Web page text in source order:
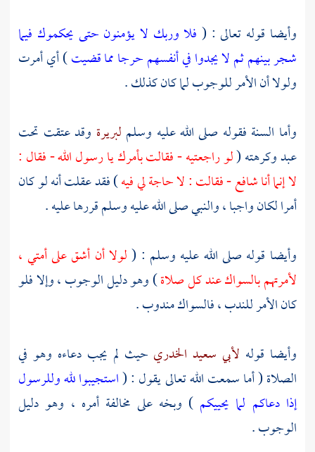
وأيضا قوله تعالى : ( فلا وربك لا يؤمنون حتى يحكموك فيما
شجر بينهم ثم لا يجدوا في أنفسهم حرجا مما قضيت) أي أمرت
ولولا أن الأمر للوجوب لما كان كذلك .
وأما السنة فقوله صلى الله عليه وسلم لبريرة وقد عتقت تحت
عبد وكرهته (لو راجعتيه - فقالت بأمرك يا رسول الله - فقال :
لا إنما أنا شافع - فقالت : لا حاجة لي فيه) فقد عقلت أنه لو كان
أمرا لكان واجبا ، والنبي صلى الله عليه وسلم قررها عليه .
وأيضا قوله صلى الله عليه وسلم : (لولا أن أشق على أمتي ،
لأمرتهم بالسواك عند كل صلاة) وهو دليل الوجوب ، وإلا فلو
كان الأمر للندب ، فالسواك مندوب .
وأيضا قوله لأبي سعيد الخدري حيث لم يجب دعاءه وهو في
الصلاة ( أما سمعت الله تعالى يقول : (استجيبوا لله وللرسول
إذا دعاكم لما يحييكم ) وبخه على مخالفة أمره ، وهو دليل
الوجوب .